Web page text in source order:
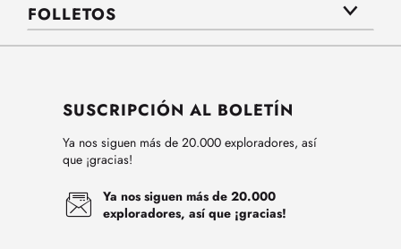
FOLLETOS
SUSCRIPCIÓN AL BOLETÍN
Ya nos siguen más de 20.000 exploradores, así
que ¡gracias!
Ya nos siguen más de 20.000
exploradores, así que ¡gracias!